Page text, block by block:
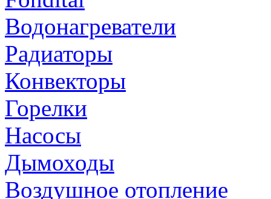
Водонагреватели
Радиаторы
Конвекторы
Горелки
Насосы
Дымоходы
Воздушное отопление